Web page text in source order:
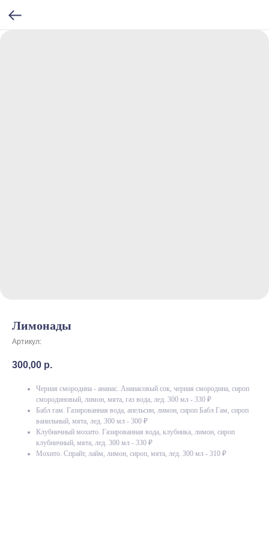
Лимонады
Артикул:
300,00 р.
Черная смородина - ананас. Ананасовый сок, черная смородина, сироп
смородиновый, лимон, мята, газ вода, лед. 300 мл - 330 ₽
Бабл гам. Газированная вода, апельсин, лимон, сироп Бабл Гам, сироп
ванильный, мята, лед. 300 мл - 300 ₽
Клубничный мохито. Газированная вода, клубника, лимон, сироп
клубничный, мята, лед. 300 мл - 330 ₽
Мохито. Спрайт, лайм, лимон, сироп, мята, лед. 300 мл - 310 ₽